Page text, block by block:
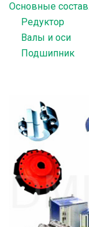
Основные
Редуктор
Валы и оси
Подшипник